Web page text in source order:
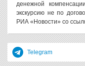
денежной
экскурсию не по
РИА «Новости» со
Telegram